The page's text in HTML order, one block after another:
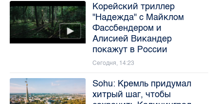
Корейский триллер
"Надежда" с Майклом
Фассбендером и
Алисией Викандер
покажут в России
Сегодня, 14:23
Sohu: Кремль придумал
хитрый шаг, чтобы